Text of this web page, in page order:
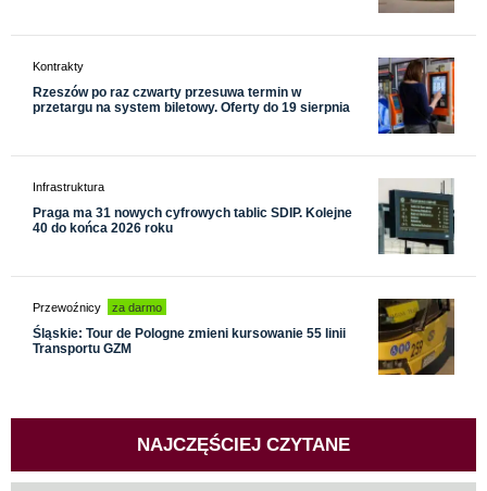
Kontrakty
Rzeszów po raz czwarty przesuwa termin w
przetargu na system biletowy. Oferty do 19 sierpnia
Infrastruktura
Praga ma 31 nowych cyfrowych tablic SDIP. Kolejne
40 do końca 2026 roku
Przewoźnicy za darmo
Śląskie: Tour de Pologne zmieni kursowanie 55 linii
Transportu GZM
NAJCZĘŚCIEJ CZYTANE